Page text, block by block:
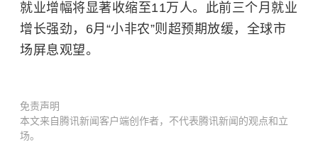
就业增幅将显著收缩至11万人。此前三个月就业
增长强劲，6月“小非农”则超预期放缓，全球市
场屏息观望。
免责声明
本文来自腾讯新闻客户端创作者，不代表腾讯新闻的观点和立
场。